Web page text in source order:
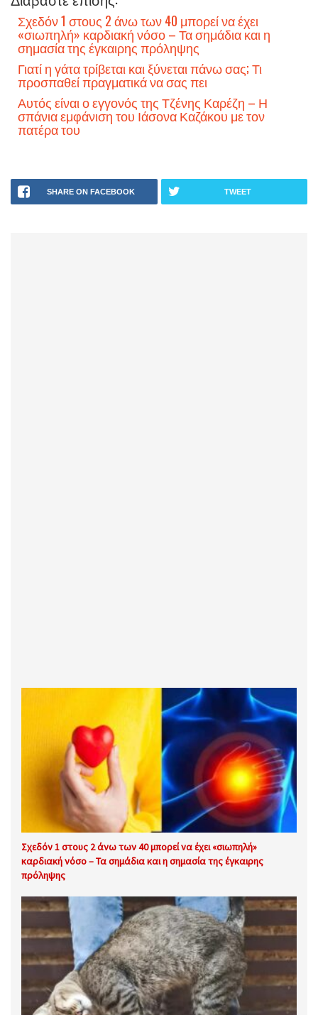
Σχεδόν 1 στους 2 άνω των 40 μπορεί να έχει
«σιωπηλή» καρδιακή νόσο – Τα σημάδια και η
σημασία της έγκαιρης πρόληψης
Γιατί η γάτα τρίβεται και ξύνεται πάνω σας; Τι
προσπαθεί πραγματικά να σας πει
Αυτός είναι ο εγγονός της Τζένης Καρέζη – Η
σπάνια εμφάνιση του Ιάσονα Καζάκου με τον
πατέρα του
SHARE ON FACEBOOK TWEET
Σχεδόν 1 στους 2 άνω των 40 μπορεί να έχει «σιωπηλή»
καρδιακή νόσο – Τα σημάδια και η σημασία της έγκαιρης
πρόληψης